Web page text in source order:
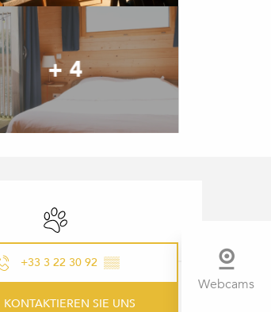
Webcams
+ 4
Tiere erlaubt
+33 3 22 30 92 ▒▒
KONTAKTIEREN SIE UNS